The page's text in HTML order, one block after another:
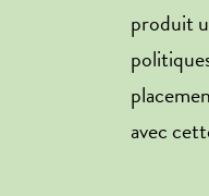
produit
avec